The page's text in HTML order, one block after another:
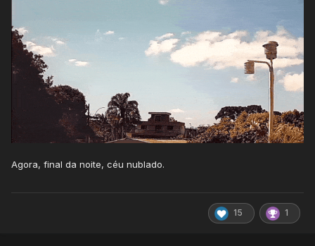
Agora, final da noite, céu nublado.
15 1